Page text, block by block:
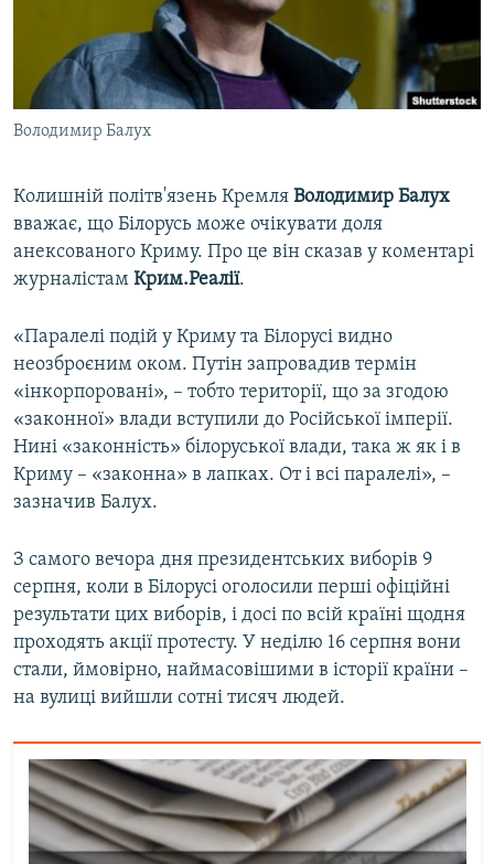
ВІДЕОУРОКИ «ELIFBE»
СВІДЧЕННЯ ОКУПАЦІЇ
УКРАЇНСЬКА ПРОБЛЕМА КРИМУ
ІНФОГРАФІКА
Русский
Qırımtatar
ДОЛУЧАЙСЯ!
Усі сайти RFE/RL
Володимир Балух
Колишній політв'язень Кремля Володимир Балух
вважає, що Білорусь може очікувати доля
анексованого Криму. Про це він сказав у коментарі
журналістам Крим.Реалії.
«Паралелі подій у Криму та Білорусі видно
неозброєним оком. Путін запровадив термін
«інкорпоровані», – тобто території, що за згодою
«законної» влади вступили до Російської імперії.
Нині «законність» білоруської влади, така ж як і в
Криму – «законна» в лапках. От і всі паралелі», –
зазначив Балух.
З самого вечора дня президентських виборів 9
серпня, коли в Білорусі оголосили перші офіційні
результати цих виборів, і досі по всій країні щодня
проходять акції протесту. У неділю 16 серпня вони
стали, ймовірно, наймасовішими в історії країни –
на вулиці вийшли сотні тисяч людей.